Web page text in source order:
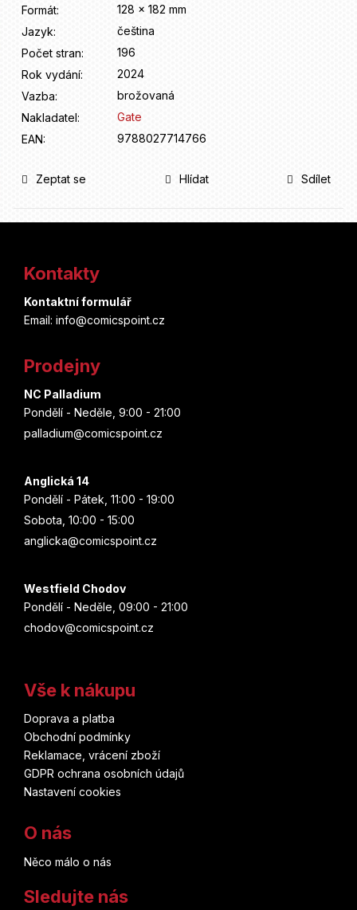
Formát:
128 x 182 mm
Jazyk:
čeština
Počet stran:
196
Rok vydání:
2024
Vazba:
brožovaná
Nakladatel:
Gate
EAN: 9788027714766
Zeptat se Hlídat Sdílet
m
e
Kontakty
Kontaktní formulář
Email: info@comicspoint.cz
Prodejny
NC Palladium
Pondělí - Neděle, 9:00 - 21:00
palladium@comicspoint.cz
Anglická 14
Pondělí - Pátek, 11:00 - 19:00
Sobota, 10:00 - 15:00
anglicka@comicspoint.cz
Westfield Chodov
Pondělí - Neděle, 09:00 - 21:00
chodov@comicspoint.cz
Vše k nákupu
Doprava a platba
Obchodní podmínky
Reklamace, vrácení zboží
GDPR ochrana osobních údajů
Nastavení cookies
O nás
Něco málo o nás
Sledujte nás